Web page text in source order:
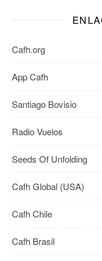
Cafh.org
App Cafh
Santiago Bovisio
Radio Vuelos
Seeds Of Unfolding
Cafh Global (USA)
Cafh Chile
Cafh Brasil